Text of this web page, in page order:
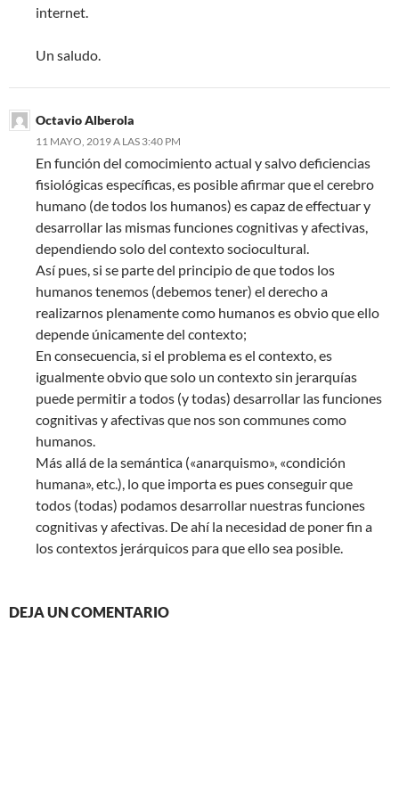
internet.
Un saludo.
Octavio Alberola
11 MAYO, 2019 A LAS 3:40 PM
En función del comocimiento actual y salvo deficiencias
fisiológicas específicas, es posible afirmar que el cerebro
humano (de todos los humanos) es capaz de effectuar y
desarrollar las mismas funciones cognitivas y afectivas,
dependiendo solo del contexto sociocultural.
Así pues, si se parte del principio de que todos los
humanos tenemos (debemos tener) el derecho a
realizarnos plenamente como humanos es obvio que ello
depende únicamente del contexto;
En consecuencia, si el problema es el contexto, es
igualmente obvio que solo un contexto sin jerarquías
puede permitir a todos (y todas) desarrollar las funciones
cognitivas y afectivas que nos son communes como
humanos.
Más allá de la semántica («anarquismo», «condición
humana», etc.), lo que importa es pues conseguir que
todos (todas) podamos desarrollar nuestras funciones
cognitivas y afectivas. De ahí la necesidad de poner fin a
los contextos jerárquicos para que ello sea posible.
DEJA UN COMENTARIO